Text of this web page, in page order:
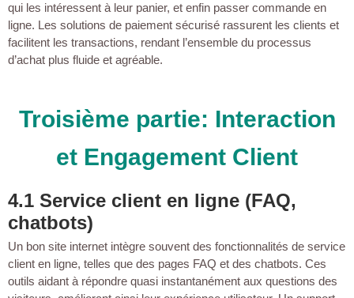
qui les intéressent à leur panier, et enfin passer commande en
ligne. Les solutions de paiement sécurisé rassurent les clients et
facilitent les transactions, rendant l’ensemble du processus
d’achat plus fluide et agréable.
Troisième partie: Interaction
et Engagement Client
4.1 Service client en ligne (FAQ,
chatbots)
Un bon site internet intègre souvent des fonctionnalités de service
client en ligne, telles que des pages FAQ et des chatbots. Ces
outils aidant à répondre quasi instantanément aux questions des